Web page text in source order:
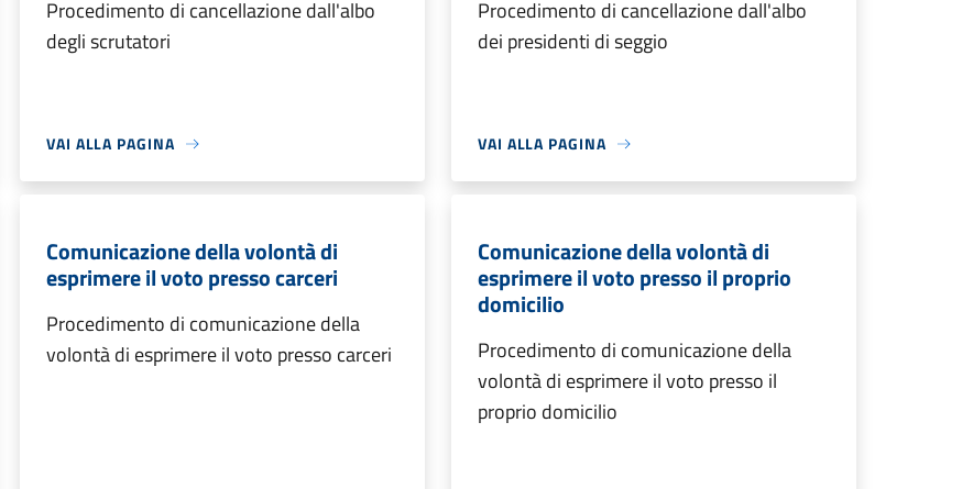
Procedimento di cancellazione dall'albo
degli scrutatori
VAI ALLA PAGINA
Procedimento di cancellazione dall'albo
dei presidenti di seggio
VAI ALLA PAGINA
Comunicazione della volontà di
esprimere il voto presso carceri
Procedimento di comunicazione della
volontà di esprimere il voto presso carceri
Comunicazione della volontà di
esprimere il voto presso il proprio
domicilio
Procedimento di comunicazione della
volontà di esprimere il voto presso il
proprio domicilio